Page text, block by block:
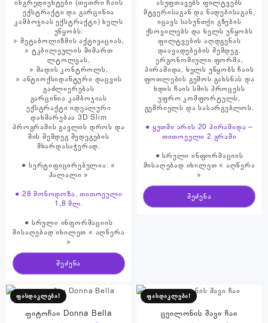
ინგრედიენტები (თეთრი ჩაის
ექსტრაქტი და გარცინია
კამბოჯიას ექსტრაქტი) ხელს
უწყობს:
» მეტაბოლიზმის აქტივაციას,
» ტკბილეულის მიმართ
ლტოლვას,
» მადის კონტროლს,
» ანტიოქსიდანტური დაცვის
გაძლიერებას
გარცინია კამბოჯიას
ექსტრაქტი იდეალური
დახმარებაა 3D Slim
პროგრამის გავლის დროს და
მის შემდეგ შედეგების
მხარდასაჭერად.
● სერტიფიცირებულია: «
ჰალალი »
● 28 მონოდოზა, თითოეული
1,8 მლ.
● სრული ინფორმაციის
მისაღებად იხილეთ « აღწერა
»
შეძენა
ასუფთავებს ფილტვებს
მტვერისაგან და ნადებისაგან,
იცავს სასუნთქი გზების
ქსოვილებს და ხელს უწყობს
ფილტვების აღდგენას
დაავადებების შემდეგ.
ერგონომიული ფორმა,
პირამიდა, ხელს უწყობს ჩაის
ფოთლების გემოს გახსნას და
ხდის ჩაის სმის პროცესს
უფრო კომფორტულს,
გემრიელს და სასარგებლოს.
● ყუთში არის 20 პირამიდა –
თითოეული 2 გრამი
● სრული ინფორმაციის
მისაღებად იხილეთ « აღწერა
»
შეძენა
ფასდაკლება!
ფიტოჩაი Donna Bella
ფასდაკლება!
ცეილონის შავი ჩაი